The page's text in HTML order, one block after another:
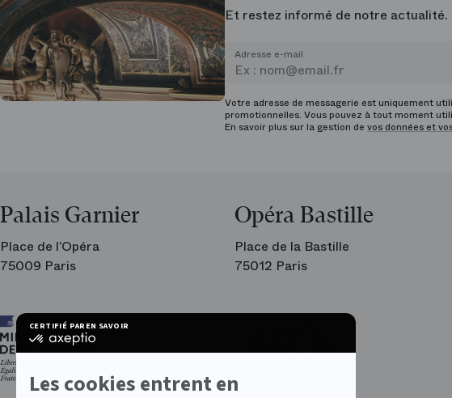
CERTIFIÉ PAR EN SAVOIR PLUS SUR
certifié
En
Les cookies entrent en
Et restez informé de notre actualité.
Adresse e-mail
Votre adresse de messagerie est uniquement
promotionnelles. Vous pouvez à tout moment
En savoir plus sur la gestion de vos données et
Palais Garnier
Place de l’Opéra
75009 Paris
Opéra Bastille
Place de la Bastille
75012 Paris
Arop
de